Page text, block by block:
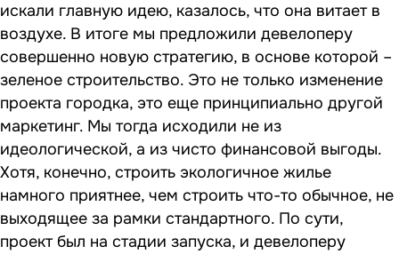
искали главную идею, казалось, что она витает в
воздухе. В итоге мы предложили девелоперу
совершенно новую стратегию, в основе которой –
зеленое строительство. Это не только изменение
проекта городка, это еще принципиально другой
маркетинг. Мы тогда исходили не из
идеологической, а из чисто финансовой выгоды.
Хотя, конечно, строить экологичное жилье
намного приятнее, чем строить что-то обычное, не
выходящее за рамки стандартного. По сути,
проект был на стадии запуска, и девелоперу